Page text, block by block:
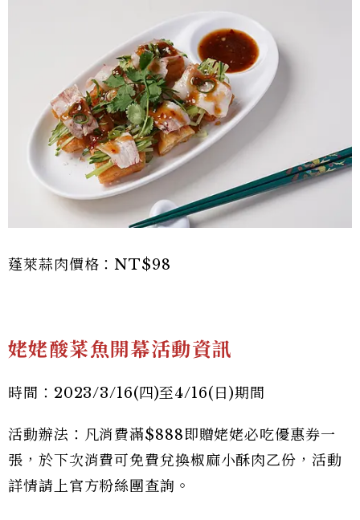
蓬萊蒜肉價格：NT$98
姥姥酸菜魚開幕活動資訊
時間：2023/3/16(四)至4/16(日)期間
活動辦法：凡消費滿$888即贈姥姥必吃優惠券一
張，於下次消費可免費兌換椒麻小酥肉乙份，活動
詳情請上官方粉絲團查詢。